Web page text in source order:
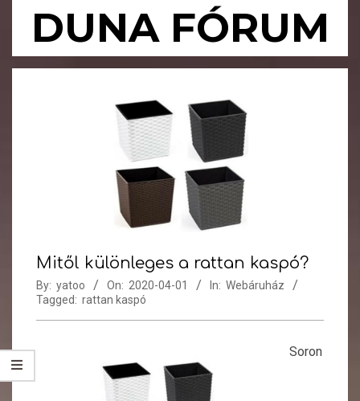
DUNA FÓRUM
Primary
Mitől különleges a rattan kaspó?
By: yatoo On: 2020-04-01 In: Webáruház
Tagged: rattan kaspó
Soron